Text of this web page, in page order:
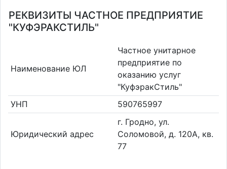
РЕКВИЗИТЫ ЧАСТНОЕ ПРЕДПРИЯТИЕ
"КУФЭРАКСТИЛЬ"
Наименование ЮЛ
Частное унитарное
предприятие по
оказанию услуг
"КуфэракСтиль"
УНП
590765997
Юридический адрес
г. Гродно, ул.
Соломовой, д. 120А, кв.
77